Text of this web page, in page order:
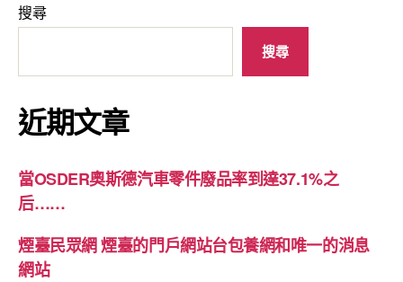
搜尋
搜尋
近期文章
當OSDER奧斯德汽車零件廢品率到達37.1%之
后……
煙臺民眾網 煙臺的門戶網站台包養網和唯一的消息
網站